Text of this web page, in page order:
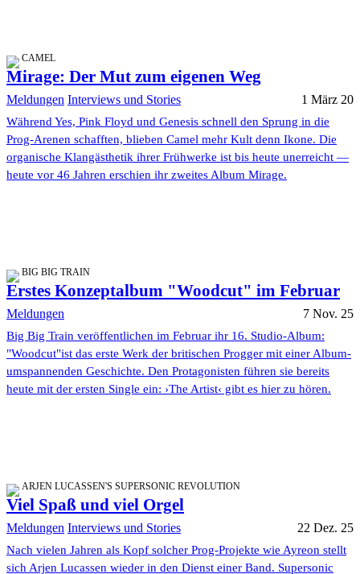
CAMEL
Mirage: Der Mut zum eigenen Weg
Meldungen Interviews und Stories 1 März 20
Während Yes, Pink Floyd und Genesis schnell den Sprung in die
Prog-Arenen schafften, blieben Camel mehr Kult denn Ikone. Die
organische Klangästhetik ihrer Frühwerke ist bis heute unerreicht —
heute vor 46 Jahren erschien ihr zweites Album Mirage.
BIG BIG TRAIN
Erstes Konzeptalbum "Woodcut" im Februar
Meldungen 7 Nov. 25
Big Big Train veröffentlichen im Februar ihr 16. Studio-Album:
"Woodcut"ist das erste Werk der britischen Progger mit einer Album-
umspannenden Geschichte. Den Protagonisten führen sie bereits
heute mit der ersten Single ein: ›The Artist‹ gibt es hier zu hören.
ARJEN LUCASSEN'S SUPERSONIC REVOLUTION
Viel Spaß und viel Orgel
Meldungen Interviews und Stories 22 Dez. 25
Nach vielen Jahren als Kopf solcher Prog-Projekte wie Ayreon stellt
sich Arjen Lucassen wieder in den Dienst einer Band. Supersonic